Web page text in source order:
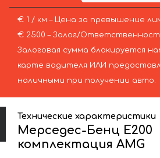
€ 1 / км – Цена за превышение
€ 2500 – Залог/
Залоговая сумма блокируется
карте водителя ИЛИ
наличными при получении авто.
Технические характеристики
Мерседес-Бенц Е200
комплектация AMG